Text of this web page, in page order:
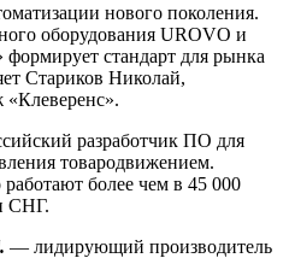
нового поколения.
оборудования UROVO и
стандарт для рынка
Стариков Николай,
«Клеверенс».
разработчик ПО для
товародвижением.
более чем в 45 000
СНГ.
— лидирующий производитель